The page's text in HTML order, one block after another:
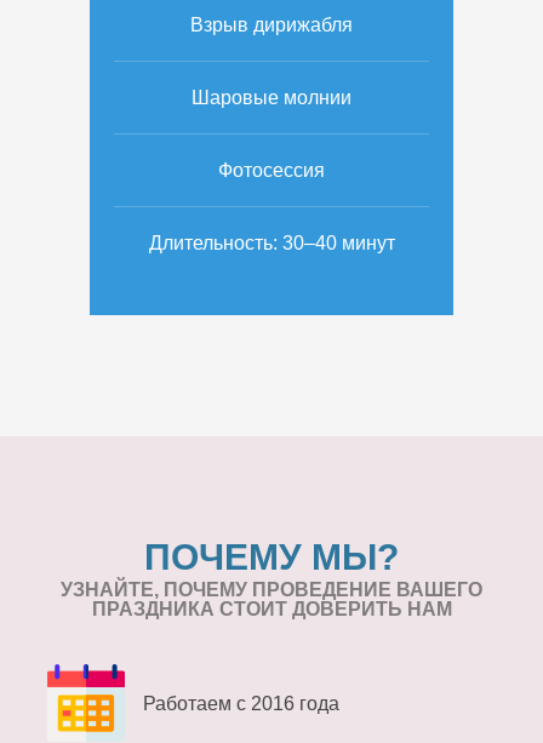
Взрыв дирижабля
Шаровые молнии
Фотосессия
Длительность: 30–40 минут
ПОЧЕМУ МЫ?
УЗНАЙТЕ, ПОЧЕМУ ПРОВЕДЕНИЕ ВАШЕГО
ПРАЗДНИКА СТОИТ ДОВЕРИТЬ НАМ
Работаем с 2016 года